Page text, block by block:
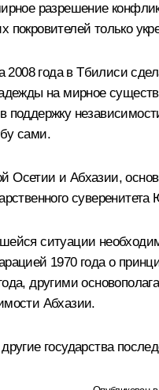
разрешение
покровителей только
2008 года в Тбилиси
на мирное
поддержку
сами.
Осетии и Абхазии,
ситуации
1970 года о
другими
Абхазии.
государства